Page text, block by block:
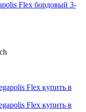
Flex бордовый 3-